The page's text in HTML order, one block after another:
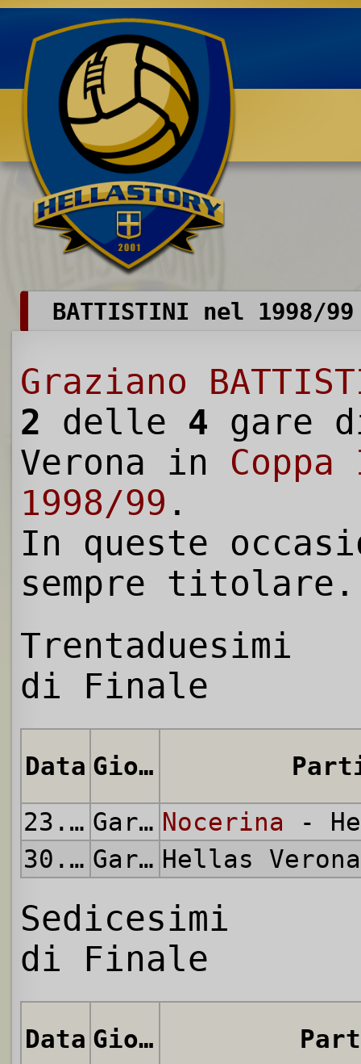
Benvenuti su HELLASTORY.net
BATTISTINI nel 1998/99
Graziano
2 delle 4 gare
Verona in
1998/99 .
In queste
sempre titolare.
Trentaduesimi
di Finale
Data Giornata
23.08.1998
Gara di Andata Nocerina -
30.08.1998
Gara di Ritorno Hellas
Sedicesimi
di Finale
Data Giornata